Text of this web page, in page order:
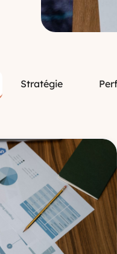
Stratégie